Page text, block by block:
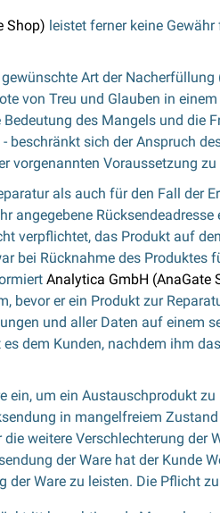
Shop) leistet ferner keine
Art der
von Treu und Glauben in
des Mangels und die
beschränkt sich der Anspruch
vorgenannten Voraussetzung
als auch für den Fall der
angegebene
verpflichtet, das Produkt auf
bei Rücknahme des Produktes
Analytica GmbH (AnaGate
bevor er ein Produkt zur
und aller Daten auf einem
dem Kunden, nachdem ihm
ein, um ein Austauschprodukt
in mangelfreiem
weitere Verschlechterung
der Ware hat der Kunde
der Ware zu leisten. Die Pflicht